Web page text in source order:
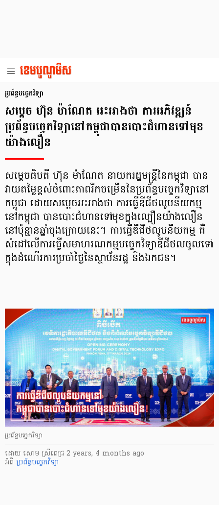
ប្រព័ន្ធបច្ចេកវិទ្យា
សម្តេច ហ៊ុន ម៉ាណែត អះអាងថា ការអភិវឌ្ឍន៍
ប្រព័ន្ធបច្ចេកវិទ្យានៅកម្ពុជាបានបោះជំហានទៅមុខ
យ៉ាងលឿន
សម្ដេចធិបតី ហ៊ុន ម៉ាណែត នាយករដ្ឋមន្ត្រីនៃកម្ពុជា បាន
វាយតម្លៃខ្ពស់ចំពោះភាពរីកចម្រើននៃប្រព័ន្ធបច្ចេកវិទ្យានៅ
កម្ពុជា ដោយសម្តេចអះអាងថា ការធ្វើឌីជីថលូបនីយកម្ម
នៅកម្ពុជា បានបោះជំហានទៅមុខក្នុងល្បឿនយ៉ាងលឿន
នៅប៉ុន្មានឆ្នាំចុងក្រោយនេះ។ ការធ្វើឌីជីថលូបនីយកម្ម គឺ
សំដៅលើការធ្វើសមាហរណកម្មបច្ចេកវិទ្យាឌីជីថលចូលទៅ
ក្នុងដំណើរការប្រចាំថ្ងៃនៃស្ថាប័នរដ្ឋ និងឯកជន។
ប្រព័ន្ធបច្ចេកវិទ្យា
ដោយ សោម ស្រីពេជ្រ 2 years, 4 months ago
អំពី ប្រព័ន្ធបច្ចេកវិទ្យា